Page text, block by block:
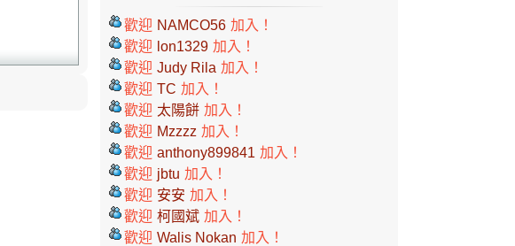
歡迎 NAMCO56 加入！
歡迎 lon1329 加入！
歡迎 Judy Rila 加入！
歡迎 TC 加入！
歡迎 太陽餅 加入！
歡迎 Mzzzz 加入！
歡迎 anthony899841 加入！
歡迎 jbtu 加入！
歡迎 安安 加入！
歡迎 柯國斌 加入！
歡迎 Walis Nokan 加入！